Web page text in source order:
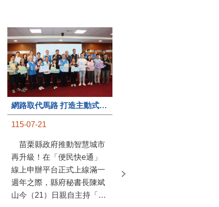
網路取代馬路 打造主動式數位便民服務 苗栗便民快e通 2.0智慧升級啟用
115-07-21
苗栗縣政府推動智慧城市
再升級！在「便民快e通」
線上申辦平台正式上線滿一
週年之際，縣府秘書長陳斌
山今（21）日親自主持「便
運作，這是鄉內第6個、全